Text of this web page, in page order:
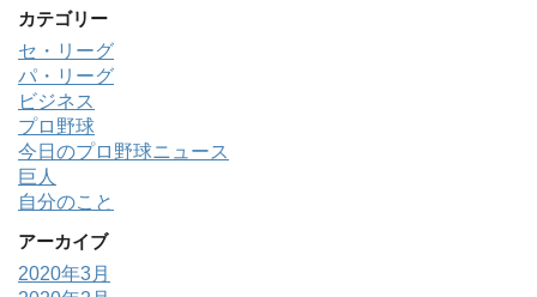
カテゴリー
セ・リーグ
パ・リーグ
ビジネス
プロ野球
今日のプロ野球ニュース
巨人
自分のこと
アーカイブ
2020年3月